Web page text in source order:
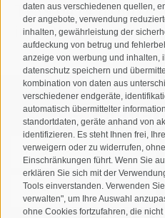
daten aus verschiedenen quellen,
der angebote, verwendung
inhalten, gewährleistung der
aufdeckung von betrug und
anzeige von werbung und inhalten,
datenschutz speichern und
kombination von daten aus
verschiedener endgeräte,
automatisch übermittelter
standortdaten, geräte anhand von
identifizieren. Es steht Ihnen frei,
verweigern oder zu widerrufen,
Einschränkungen führt. Wenn Sie
erklären Sie sich mit der
Tools einverstanden. Verwenden
verwalten", um Ihre Auswahl
ohne Cookies fortzufahren, die
T+39 0474 678076
info@taufers.com